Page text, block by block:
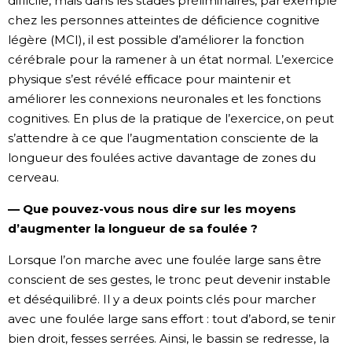
chez les personnes atteintes de déficience cognitive
légère (MCI), il est possible d’améliorer la fonction
cérébrale pour la ramener à un état normal. L’exercice
physique s’est révélé efficace pour maintenir et
améliorer les connexions neuronales et les fonctions
cognitives. En plus de la pratique de l’exercice, on peut
s’attendre à ce que l’augmentation consciente de la
longueur des foulées active davantage de zones du
cerveau.
— Que pouvez-vous nous dire sur les moyens
d’augmenter la longueur de sa foulée ?
Lorsque l’on marche avec une foulée large sans être
conscient de ses gestes, le tronc peut devenir instable
et déséquilibré. Il y a deux points clés pour marcher
avec une foulée large sans effort : tout d’abord, se tenir
bien droit, fesses serrées. Ainsi, le bassin se redresse, la